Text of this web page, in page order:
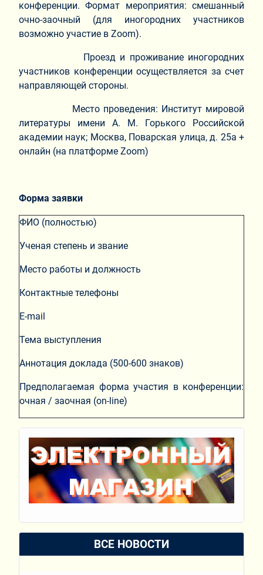
конференции. Формат мероприятия: смешанный
очно-заочный (для иногородних участников
возможно участие в Zoom).
Проезд и проживание иногородних
участников конференции осуществляется за счет
направляющей стороны.
Место проведения: Институт мировой
литературы имени А. М. Горького Российской
академии наук; Москва, Поварская улица, д. 25а +
онлайн (на платформе Zoom)
Форма заявки
ФИО (полностью)
Ученая степень и звание
Место работы и должность
Контактные телефоны
E-mail
Тема выступления
Аннотация доклада (500-600 знаков)
Предполагаемая форма участия в конференции:
очная / заочная (on-line)
ВСЕ НОВОСТИ